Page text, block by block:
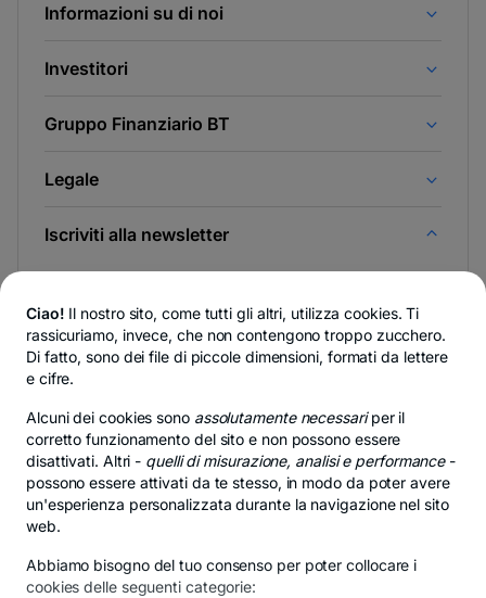
Informazioni su di noi
Investitori
Gruppo Finanziario BT
Legale
Iscriviti alla newsletter
Puoi rinunciare in qualsiasi momento,
apre
in
nuova
scheda
Privacy Hub - si apre in una nuova scheda
Politica sulla riservatezza - si apre in una
Politica dei cookie
© Copyright 2026 Banca Transilvania. Tutti i diritti
Ciao! Il nostro sito, come tutti gli altri, utilizza cookies. Ti
rassicuriamo, invece, che non contengono troppo zucchero.
Di fatto, sono dei file di piccole dimensioni, formati da lettere
e cifre.
Alcuni dei cookies sono assolutamente necessariper il
corretto funzionamento del sito e non possono essere
disattivati. Altri - quelli di misurazione, analisi e performance-
possono essere attivati da te stesso, in modo da poter avere
un'esperienza personalizzata durante la navigazione nel sito
web.
Abbiamo bisogno del tuo consenso per poter collocare i
cookies delle seguenti categorie: